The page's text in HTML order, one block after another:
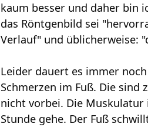
kaum besser und daher bin
das Röntgenbild sei
Verlauf" und üblicherweise:
Leider dauert es immer
Schmerzen im Fuß. Die
nicht vorbei. Die Muskulatur
Stunde gehe. Der Fuß